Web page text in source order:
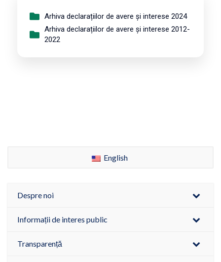
Arhiva declarațiilor de avere și interese 2024
Arhiva declarațiilor de avere și interese 2012-
2022
English
Despre noi
Informații de interes public
Transparență